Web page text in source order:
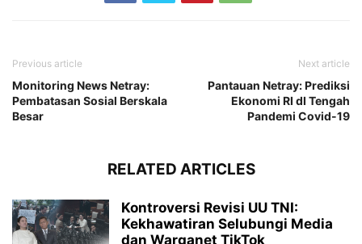
Previous article
Monitoring News Netray:
Pembatasan Sosial Berskala
Besar
Next article
Pantauan Netray: Prediksi
Ekonomi RI dI Tengah
Pandemi Covid-19
RELATED ARTICLES
Kontroversi Revisi UU TNI:
Kekhawatiran Selubungi Media
dan Warganet TikTok